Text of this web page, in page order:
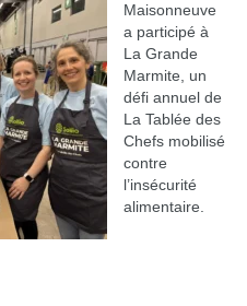
Maisonneuve
a participé à
La Grande
Marmite, un
défi annuel de
La Tablée des
Chefs mobilisé
contre
l’insécurité
alimentaire.